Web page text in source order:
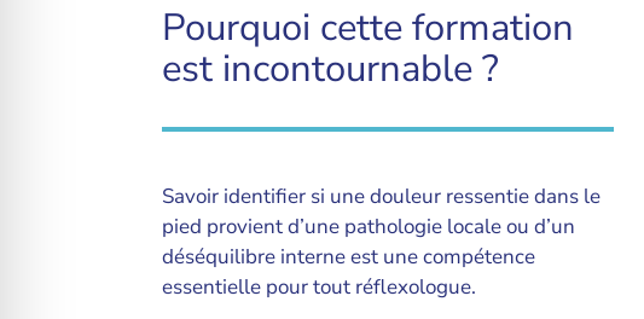
Pourquoi cette formation
est incontournable ?
Savoir identifier si une douleur ressentie dans le
pied provient d’une pathologie locale ou d’un
déséquilibre interne est une compétence
essentielle pour tout réflexologue.